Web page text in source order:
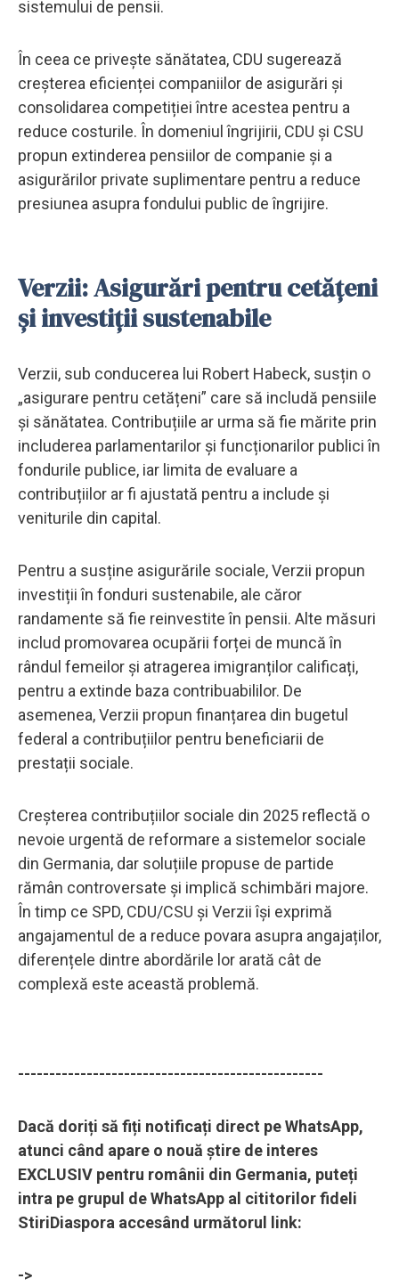
sistemului de pensii.
În ceea ce privește sănătatea, CDU sugerează
creșterea eficienței companiilor de asigurări și
consolidarea competiției între acestea pentru a
reduce costurile. În domeniul îngrijirii, CDU și CSU
propun extinderea pensiilor de companie și a
asigurărilor private suplimentare pentru a reduce
presiunea asupra fondului public de îngrijire.
Verzii: Asigurări pentru cetățeni
și investiții sustenabile
Verzii, sub conducerea lui Robert Habeck, susțin o
„asigurare pentru cetățeni” care să includă pensiile
și sănătatea. Contribuțiile ar urma să fie mărite prin
includerea parlamentarilor și funcționarilor publici în
fondurile publice, iar limita de evaluare a
contribuțiilor ar fi ajustată pentru a include și
veniturile din capital.
Pentru a susține asigurările sociale, Verzii propun
investiții în fonduri sustenabile, ale căror
randamente să fie reinvestite în pensii. Alte măsuri
includ promovarea ocupării forței de muncă în
rândul femeilor și atragerea imigranților calificați,
pentru a extinde baza contribuabililor. De
asemenea, Verzii propun finanțarea din bugetul
federal a contribuțiilor pentru beneficiarii de
prestații sociale.
Creșterea contribuțiilor sociale din 2025 reflectă o
nevoie urgentă de reformare a sistemelor sociale
din Germania, dar soluțiile propuse de partide
rămân controversate și implică schimbări majore.
În timp ce SPD, CDU/CSU și Verzii își exprimă
angajamentul de a reduce povara asupra angajaților,
diferențele dintre abordările lor arată cât de
complexă este această problemă.
-------------------------------------------------
Dacă doriți să fiți notificați direct pe WhatsApp,
atunci când apare o nouă știre de interes
EXCLUSIV pentru românii din Germania, puteți
intra pe grupul de WhatsApp al cititorilor fideli
StiriDiaspora accesând următorul link:
->